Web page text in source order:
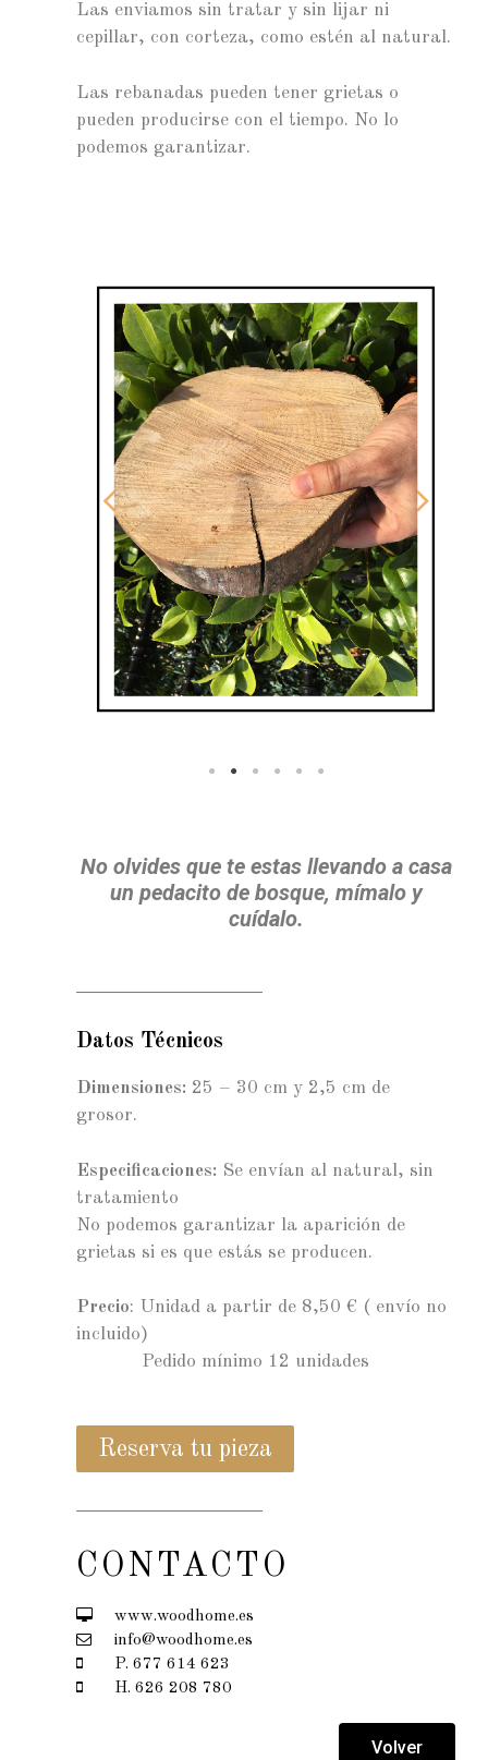
Las enviamos sin tratar y sin lijar ni
cepillar, con corteza, como estén al natural.
Las rebanadas pueden tener grietas o
pueden producirse con el tiempo. No lo
podemos garantizar.
No olvides que te estas llevando a casa
un pedacito de bosque, mímalo y
cuídalo.
Datos Técnicos
Dimensiones: 25 – 30 cm y 2,5 cm de
grosor.
Especificaciones: Se envían al natural, sin
tratamiento
No podemos garantizar la aparición de
grietas si es que estás se producen.
Precio: Unidad a partir de 8,50 € ( envío no
incluido)
Pedido mínimo 12 unidades
Reserva tu pieza
CONTACTO
www.woodhome.es
info@woodhome.es
P. 677 614 623
H. 626 208 780
Volver